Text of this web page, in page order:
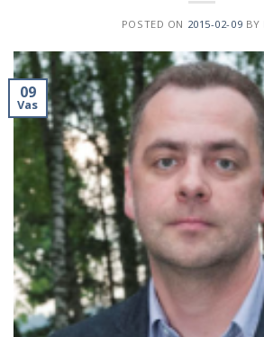
POSTED ON 2015-02-09 BY
09
Vas